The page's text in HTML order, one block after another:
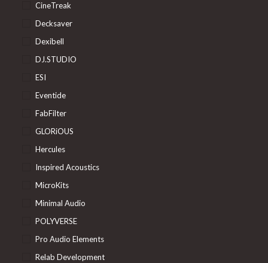
CineTreak
Decksaver
Dexibell
DJ.STUDIO
ESI
Eventide
FabFilter
GLORiOUS
Hercules
Inspired Acoustics
MicroKits
Minimal Audio
POLYVERSE
Pro Audio Elements
Relab Development